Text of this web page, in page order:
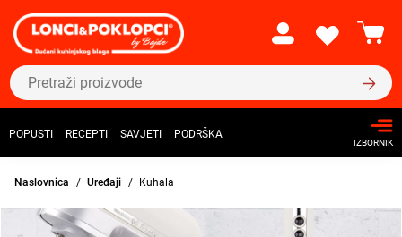
POPUSTI RECEPTI SAVJETI PODRŠKA
IZBORNIK
Naslovnica Uređaji Kuhala